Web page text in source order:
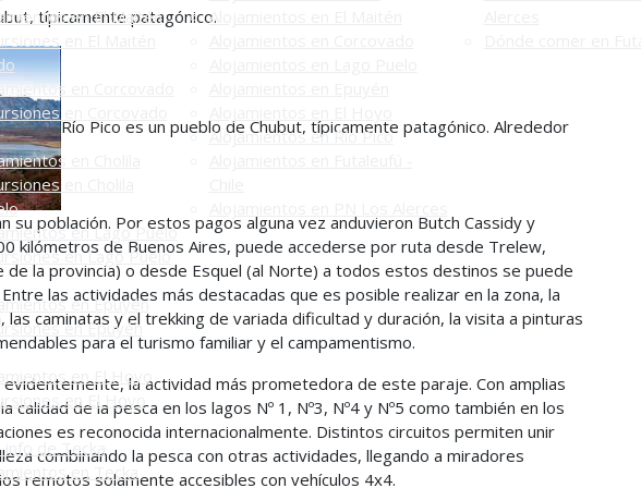
en El Maitén
en El Maitén
en Corcovado
en Corcovado
en Cholila
en Cholila
en Lago Puelo
en Lago Puelo
en Epuyén
en Epuyén
en El Hoyo
en El Hoyo
info de Tecka
en Tecka
Alojamientos en El Maitén
Alojamientos en Río Pico
Dónde comer en
típicamente patagónico.
Río Pico es un pueblo de Chubut, típicamente patagónico. Alrededor
su población. Por estos pagos alguna vez anduvieron Butch Cassidy y
kilómetros de Buenos Aires, puede accederse por ruta desde Trelew,
de la provincia) o desde Esquel (al Norte) a todos estos destinos se puede
las actividades más destacadas que es posible realizar en la zona, la
caminatas y el trekking de variada dificultad y duración, la visita a pinturas
para el turismo familiar y el campamentismo.
la actividad más prometedora de este paraje. Con amplias
calidad de la pesca en los lagos Nº 1, Nº3, Nº4 y Nº5 como también en los
es reconocida internacionalmente. Distintos circuitos permiten unir
combinando la pesca con otras actividades, llegando a miradores
remotos solamente accesibles con vehículos 4x4.